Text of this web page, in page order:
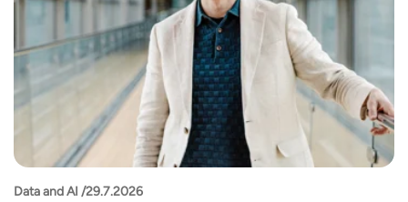
Data and AI /29.7.2026